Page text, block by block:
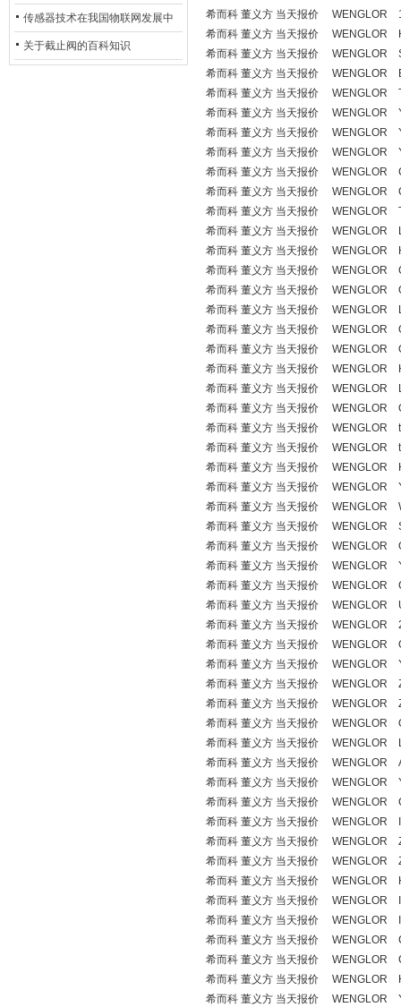
用安全光栅
传感器技术在我国物联网发展中
的地位*
关于截止阀的百科知识
希而科 董义方 当天报价 WENGLOR
希而科 董义方 当天报价 WENGLOR
希而科 董义方 当天报价 WENGLOR
希而科 董义方 当天报价 WENGLOR
希而科 董义方 当天报价 WENGLOR
希而科 董义方 当天报价 WENGLOR
希而科 董义方 当天报价 WENGLOR
希而科 董义方 当天报价 WENGLOR
希而科 董义方 当天报价 WENGLOR
希而科 董义方 当天报价 WENGLOR
希而科 董义方 当天报价 WENGLOR
希而科 董义方 当天报价 WENGLOR
希而科 董义方 当天报价 WENGLOR
希而科 董义方 当天报价 WENGLOR
希而科 董义方 当天报价 WENGLOR
希而科 董义方 当天报价 WENGLOR
希而科 董义方 当天报价 WENGLOR
希而科 董义方 当天报价 WENGLOR
希而科 董义方 当天报价 WENGLOR
希而科 董义方 当天报价 WENGLOR
希而科 董义方 当天报价 WENGLOR
希而科 董义方 当天报价 WENGLOR
希而科 董义方 当天报价 WENGLOR
希而科 董义方 当天报价 WENGLOR
希而科 董义方 当天报价 WENGLOR
希而科 董义方 当天报价 WENGLOR
希而科 董义方 当天报价 WENGLOR
希而科 董义方 当天报价 WENGLOR
希而科 董义方 当天报价 WENGLOR
希而科 董义方 当天报价 WENGLOR
希而科 董义方 当天报价 WENGLOR
希而科 董义方 当天报价 WENGLOR
希而科 董义方 当天报价 WENGLOR
希而科 董义方 当天报价 WENGLOR
希而科 董义方 当天报价 WENGLOR
希而科 董义方 当天报价 WENGLOR
希而科 董义方 当天报价 WENGLOR
希而科 董义方 当天报价 WENGLOR
希而科 董义方 当天报价 WENGLOR
希而科 董义方 当天报价 WENGLOR
希而科 董义方 当天报价 WENGLOR
希而科 董义方 当天报价 WENGLOR
希而科 董义方 当天报价 WENGLOR
希而科 董义方 当天报价 WENGLOR
希而科 董义方 当天报价 WENGLOR
希而科 董义方 当天报价 WENGLOR
希而科 董义方 当天报价 WENGLOR
希而科 董义方 当天报价 WENGLOR
希而科 董义方 当天报价 WENGLOR
希而科 董义方 当天报价 WENGLOR
希而科 董义方 当天报价 WENGLOR